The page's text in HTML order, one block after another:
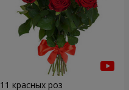
11 красных роз